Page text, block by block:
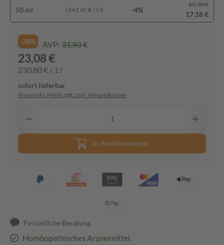
50 ml (343,60 € / 1 l) -4%
17,90 €
17,18 €
-28% AVP: 31,93 €
23,08 €
230,80 € / 1 l
sofort lieferbar
Preise inkl. MwSt. ggf. zzgl. Versandkosten
In den Warenkorb
Persönliche Beratung
Homöopathisches Arzneimittel